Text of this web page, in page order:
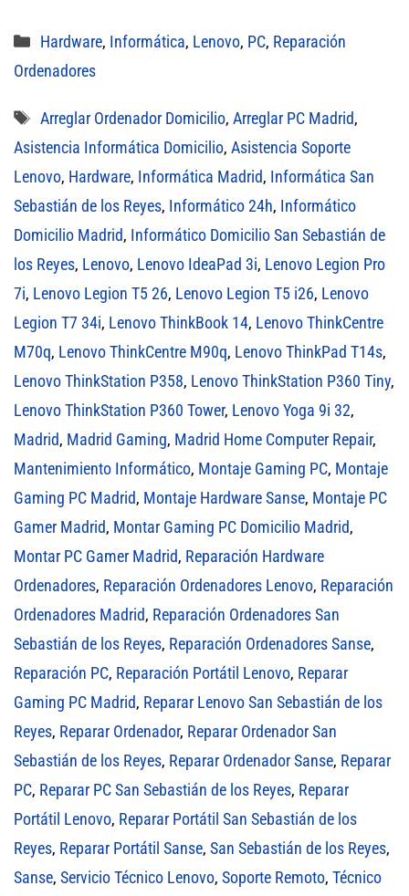
Categorías
Hardware, Informática, Lenovo, PC, Reparación
Ordenadores
Etiquetas
Arreglar Ordenador Domicilio, Arreglar PC Madrid,
Asistencia Informática Domicilio, Asistencia Soporte
Lenovo, Hardware, Informática Madrid, Informática San
Sebastián de los Reyes, Informático 24h, Informático
Domicilio Madrid, Informático Domicilio San Sebastián de
los Reyes, Lenovo, Lenovo IdeaPad 3i, Lenovo Legion Pro
7i, Lenovo Legion T5 26, Lenovo Legion T5 i26, Lenovo
Legion T7 34i, Lenovo ThinkBook 14, Lenovo ThinkCentre
M70q, Lenovo ThinkCentre M90q, Lenovo ThinkPad T14s,
Lenovo ThinkStation P358, Lenovo ThinkStation P360 Tiny,
Lenovo ThinkStation P360 Tower, Lenovo Yoga 9i 32,
Madrid, Madrid Gaming, Madrid Home Computer Repair,
Mantenimiento Informático, Montaje Gaming PC, Montaje
Gaming PC Madrid, Montaje Hardware Sanse, Montaje PC
Gamer Madrid, Montar Gaming PC Domicilio Madrid,
Montar PC Gamer Madrid, Reparación Hardware
Ordenadores, Reparación Ordenadores Lenovo, Reparación
Ordenadores Madrid, Reparación Ordenadores San
Sebastián de los Reyes, Reparación Ordenadores Sanse,
Reparación PC, Reparación Portátil Lenovo, Reparar
Gaming PC Madrid, Reparar Lenovo San Sebastián de los
Reyes, Reparar Ordenador, Reparar Ordenador San
Sebastián de los Reyes, Reparar Ordenador Sanse, Reparar
PC, Reparar PC San Sebastián de los Reyes, Reparar
Portátil Lenovo, Reparar Portátil San Sebastián de los
Reyes, Reparar Portátil Sanse, San Sebastián de los Reyes,
Sanse, Servicio Técnico Lenovo, Soporte Remoto, Técnico